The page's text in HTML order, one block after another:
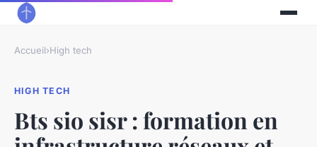
Accueil›High tech
HIGH TECH
Bts sio sisr : formation en